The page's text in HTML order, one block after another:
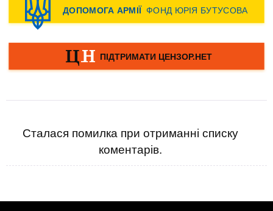
Сталася помилка при отриманні списку
коментарів.